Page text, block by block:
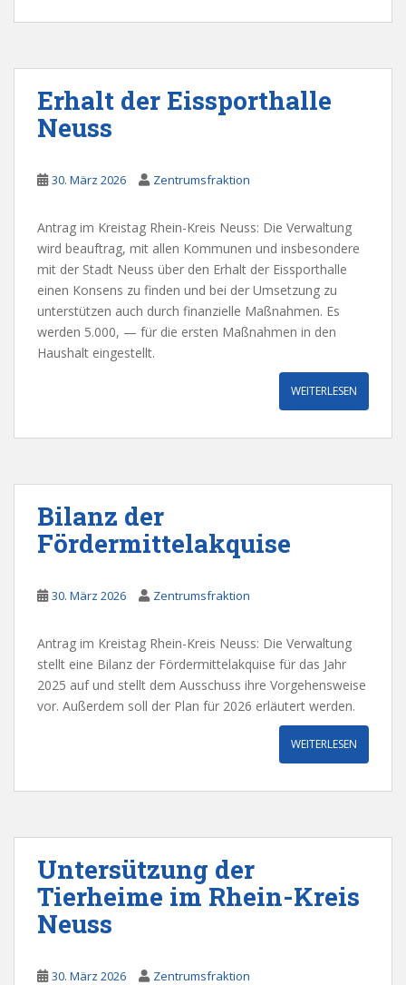
Erhalt der Eissporthalle
Neuss
30. März 2026 Zentrumsfraktion
Antrag im Kreistag Rhein-Kreis Neuss: Die Verwaltung
wird beauftrag, mit allen Kommunen und insbesondere
mit der Stadt Neuss über den Erhalt der Eissporthalle
einen Konsens zu finden und bei der Umsetzung zu
unterstützen auch durch finanzielle Maßnahmen. Es
werden 5.000, — für die ersten Maßnahmen in den
Haushalt eingestellt.
WEITERLESEN
Bilanz der
Fördermittelakquise
30. März 2026 Zentrumsfraktion
Antrag im Kreistag Rhein-Kreis Neuss: Die Verwaltung
stellt eine Bilanz der Fördermittelakquise für das Jahr
2025 auf und stellt dem Ausschuss ihre Vorgehensweise
vor. Außerdem soll der Plan für 2026 erläutert werden.
WEITERLESEN
Untersützung der
Tierheime im Rhein-Kreis
Neuss
30. März 2026 Zentrumsfraktion